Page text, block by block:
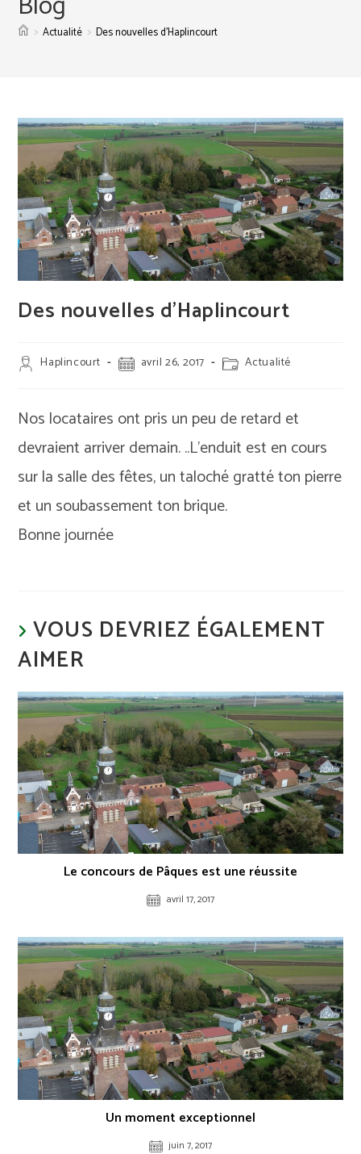
> Actualité > Des nouvelles d’Haplincourt
Des nouvelles d’Haplincourt
Auteur/autrice
de
Haplincourt
Publication
publiée :
avril 26, 2017
Post Actualité
Nos locataires ont pris un peu de retard et
devraient arriver demain. ..L’enduit est en cours
sur la salle des fêtes, un taloché gratté ton pierre
et un soubassement ton brique.
Bonne journée
VOUS DEVRIEZ ÉGALEMENT
AIMER
Le concours de Pâques est une réussite
avril 17, 2017
Un moment exceptionnel
juin 7, 2017